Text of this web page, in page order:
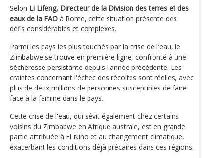
Selon Li Lifeng, Directeur de la Division des terres et des
eaux de la FAO à Rome, cette situation présente des
défis considérables et complexes.
Parmi les pays les plus touchés par la crise de l'eau, le
Zimbabwe se trouve en première ligne, confronté à une
sécheresse persistante depuis l'année précédente. Les
craintes concernant l'échec des récoltes sont réelles, avec
plus de deux millions de personnes susceptibles de faire
face à la famine dans le pays.
Cette crise de l'eau, qui sévit également chez certains
voisins du Zimbabwe en Afrique australe, est en grande
partie attribuée à El Niño et au changement climatique,
exacerbant les conditions déjà précaires dans ces régions.